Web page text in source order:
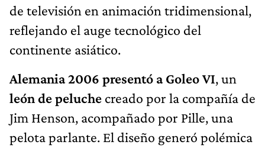
de televisión en animación tridimensional,
reflejando el auge tecnológico del
continente asiático.
Alemania 2006 presentó a Goleo VI, un
león de peluche creado por la compañía de
Jim Henson, acompañado por Pille, una
pelota parlante. El diseño generó polémica